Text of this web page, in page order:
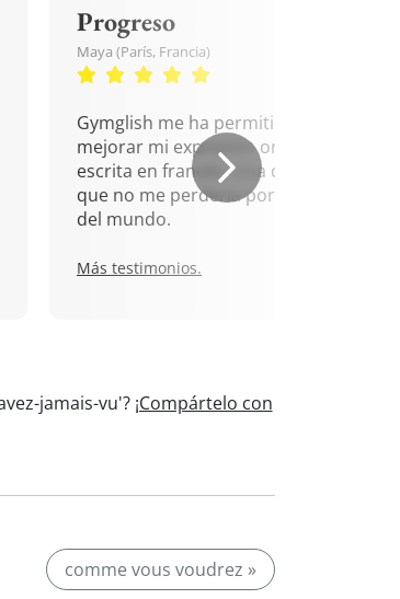
Progreso
Maya (París, Francia)
Gymglish me ha permitido
mejorar mi expresión oral y
escrita en francés. Una cita
que no me perdería por nada
del mundo.
Más testimonios.
jamais-vu'? ¡Compártelo con
comme vous voudrez »